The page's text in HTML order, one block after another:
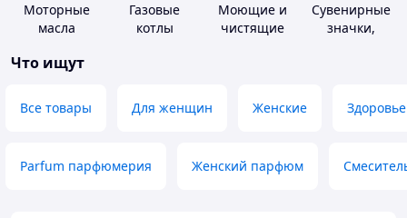
Моторные
масла
Газовые
котлы
Моющие и
чистящие
Сувенирные
значки,
Что ищут
Все товары Для женщин Женские Здоровье
Parfum парфюмерия Женский парфюм